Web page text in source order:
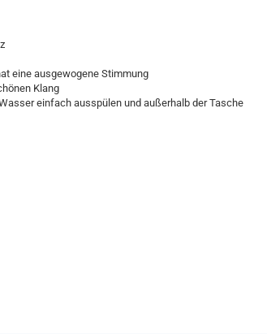
eine ausgewogene Stimmung
Klang
einfach ausspülen und außerhalb der Tasche